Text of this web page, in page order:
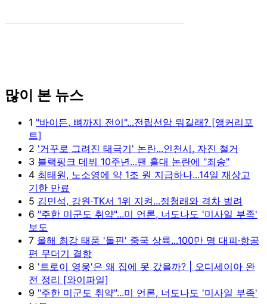
많이 본 뉴스
1 "바이든, 뼈까지 전이"...전립선암 뭐길래? [앵커리포
트]
2 '거꾸로 그려진 태극기' 논란...인천시, 자진 철거
3 블랙핑크 데뷔 10주년...팬 홀대 논란에 "죄송"
4 최태원, 노소영에 약 1조 원 지급하나...14일 재상고
기한 만료
5 김민석, 강원·TK서 1위 지켜...정청래와 격차 벌려
6 "주한 미군도 취약"...미 언론, 너도나도 '미사일 부족'
보도
7 올해 최강 태풍 '돌핀' 중국 상륙...100만 명 대피·항공
편 무더기 결항
8 '트로이 영웅'은 왜 집에 못 갔을까? | 오디세이아 완
전 정리 [와이파일]
9 "주한 미군도 취약"...미 언론, 너도나도 '미사일 부족'